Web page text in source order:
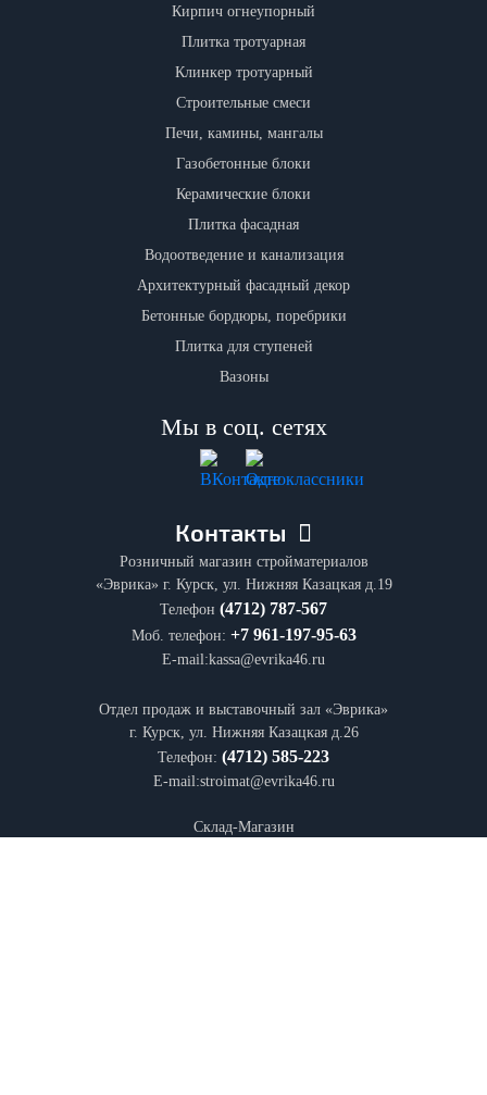
Кирпич огнеупорный
Плитка тротуарная
Клинкер тротуарный
Строительные смеси
Печи, камины, мангалы
Газобетонные блоки
Керамические блоки
Плитка фасадная
Водоотведение и канализация
Архитектурный фасадный декор
Бетонные бордюры, поребрики
Плитка для ступеней
Вазоны
Мы в соц. сетях
Контакты
Розничный магазин стройматериалов
«Эврика» г. Курск, ул. Нижняя Казацкая д.19
Телефон (4712) 787-567
Моб. телефон: +7 961-197-95-63
E-mail:kassa@evrika46.ru
Отдел продаж и выставочный зал «Эврика»
г. Курск, ул. Нижняя Казацкая д.26
Телефон: (4712) 585-223
E-mail:stroimat@evrika46.ru
Склад-Магазин